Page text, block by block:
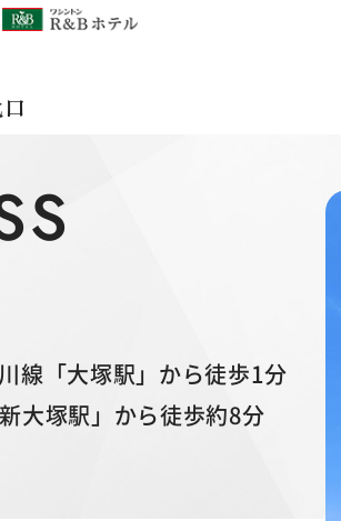
線「大塚駅」から徒歩1分
大塚駅」から徒歩約8分